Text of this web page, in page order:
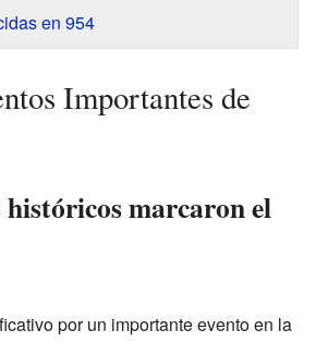
en 954
Importantes de
históricos marcaron el
por un importante evento en la